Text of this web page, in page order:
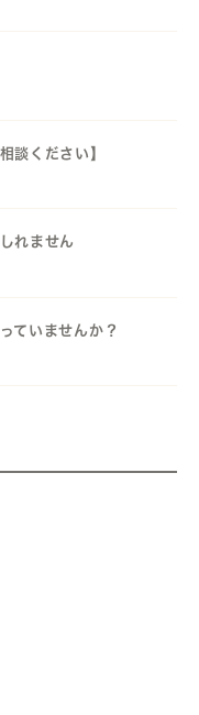
談ください】
れません
ていませんか？